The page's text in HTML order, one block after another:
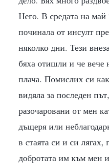
Него. В средата на
починала от инсулт
няколко дни. Тези
бяха отишли и че вече
плача. Помислих си
видяла за последен
разочаровани от мен
дъщеря или
в стаята си и си
добротата им към мен